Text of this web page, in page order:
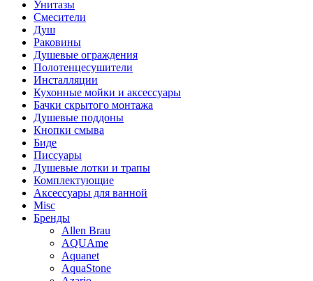
Унитазы
Смесители
Душ
Раковины
Душевые ограждения
Полотенцесушители
Инсталляции
Кухонные мойки и аксессуары
Бачки скрытого монтажа
Душевые поддоны
Кнопки смыва
Биде
Писсуары
Душевые лотки и трапы
Комплектующие
Аксессуары для ванной
Misc
Бренды
Allen Brau
AQUAme
Aquanet
AquaStone